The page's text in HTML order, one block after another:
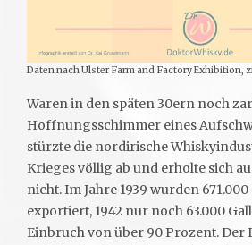
Daten nach Ulster Farm and Factory Exhibition,
Waren in den späten 30ern noch
Hoffnungsschimmer eines
stürzte die nordirische
Krieges völlig ab und erholte sich
nicht. Im Jahre 1939 wurden
exportiert, 1942 nur noch 63.000
Einbruch von über 90 Prozent. Der